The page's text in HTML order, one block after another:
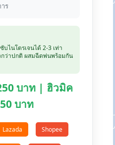
ร
ไนโตรเจนได้ 2-3 เท่า
กว่าปกติ ผสมฉีดพ่นพร้อมกัน
บาท | ฮิวมิค
บาท
Lazada Shopee